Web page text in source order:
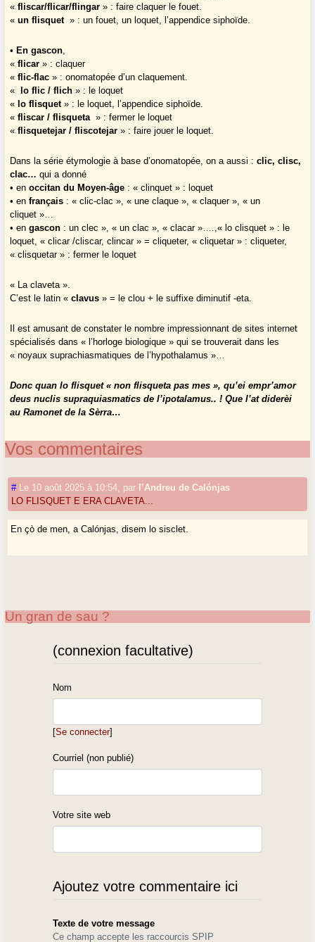
«fliscar/flicar/flingar » : faire claquer le fouet.
«un flisquet » : un fouet, un loquet, l’appendice siphoïde.
• En gascon,
«flicar » : claquer
«flic-flac » : onomatopée d’un claquement.
«
lo flic / flich » : le loquet
« lo flisquet» : le loquet, l’appendice siphoïde.
«fliscar / flisqueta » : fermer le loquet
«flisquetejar / fliscotejar » : faire jouer le loquet.
Dans la série étymologie à base d’onomatopée, on a aussi : clic, clisc,
clac… qui a donné
• enoccitan du Moyen-âge : « clinquet » : loquet
• enfrançais : « clic-clac », « une claque », « claquer », « un
cliquet »…
• en gascon : un clec », « un clac », « clacar »….,« lo clisquet » : le
loquet, « clicar /cliscar, clincar » = cliqueter, « cliquetar » : cliqueter,
« clisquetar » : fermer le loquet
« La claveta ».
C’est le latin «clavus » = le clou + le suffixe diminutif -eta.
Il est amusant de constater le nombre impressionnant de sites internet
spécialisés dans « l’horloge biologique » qui se trouverait dans les
« noyaux suprachiasmatiques de l’hypothalamus »…
Donc quan lo flisquet « non flisqueta pas mes », qu’ei empr’amor
deus nuclis supraquiasmatics de l’ipotalamus.. ! Que l’at diderèi
au Ramonet de la Sèrra…
Vos commentaires
# Le 10 août 2025 à 10:54 par l’Andreu de Calónjas
LO FLISQUET E ERA CLAVETA...
En çò de men, a Calónjas, disem lo sisclet.
Un gran de sau ?
(connexion facultative)
Nom
[Se connecter]
Courriel (non publié)
Votre site web
Ajoutez votre commentaire ici
Texte de votre message
Ce champ accepte les raccourcis SPIP